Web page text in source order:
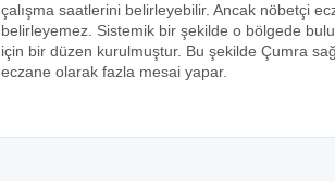
çalışma saatlerini belirleyebilir. Ancak nöbetçi
belirleyemez. Sistemik bir şekilde o bölgede
için bir düzen kurulmuştur. Bu şekilde Çumra
eczane olarak fazla mesai yapar.